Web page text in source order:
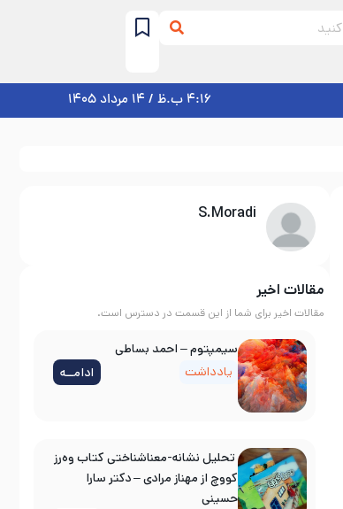
4:16 ب.ظ / 14 مرداد 1405
S.Moradi
مقالات اخیر
مقالات اخیر برای شما از این قسمت در دسترس است.
سیمپتوم – احمد بساطی
یادداشت
ادامــه
تحلیل نشانه-معناشناختی کتاب وه‌رز
کووچ از مهناز مرادی – دکتر سارا
حسینی